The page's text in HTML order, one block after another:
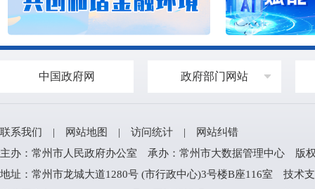
中国政府网 政府部门网站
联系我们 | 网站地图 | 访问统计 |
网站纠错
主办：常州市人民政府办公室 承办：常州市大数据管理中心 版
地址：常州市龙城大道1280号 (市行政中心)3号楼B座116室 技术